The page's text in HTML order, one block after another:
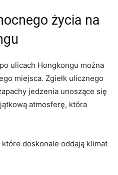
życia na‍
ulicach Hongkongu⁤ można
miejsca. Zgiełk ulicznego
jedzenia unoszące​ się
atmosferę, która⁤
doskonale oddają klimat